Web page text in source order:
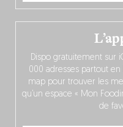
Dispo gratuitement sur
000 adresses partout
map pour trouver les
qu’un espace « Mon
de